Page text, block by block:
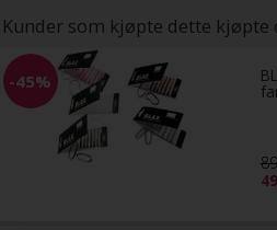
Kunder som kjøpte dette kjøpte
-45%